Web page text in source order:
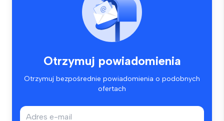
Otrzymuj powiadomienia
Otrzymuj bezpośrednie powiadomienia o podobnych
ofertach